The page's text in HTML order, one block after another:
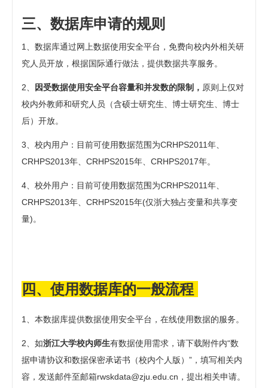
三、数据库申请的规则
1、数据库通过网上数据使用安全平台，免费向校内外相关研
究人员开放，根据国际通行做法，提供数据共享服务。
2、 因受数据使用安全平台容量和并发数的限制， 原则上仅对
校内外教师和研究人员（含硕士研究生、博士研究生、博士
后）开放。
3、校内用户：目前可使用数据范围为CRHPS2011年、
CRHPS2013年、CRHPS2015年、CRHPS2017年。
4、校外用户：目前可使用数据范围为CRHPS2011年、
CRHPS2013年、CRHPS2015年(仅浙大独占变量和共享变
量)。
四、使用数据库的一般流程
1、本数据库提供数据使用安全平台，在线使用数据的服务。
2、如浙江大学校内师生有数据使用需求，请下载附件内“数
据申请协议和数据保密承诺书（校内个人版）”，填写相关内
容，发送邮件至邮箱rwskdata@zju.edu.cn ，提出相关申请。